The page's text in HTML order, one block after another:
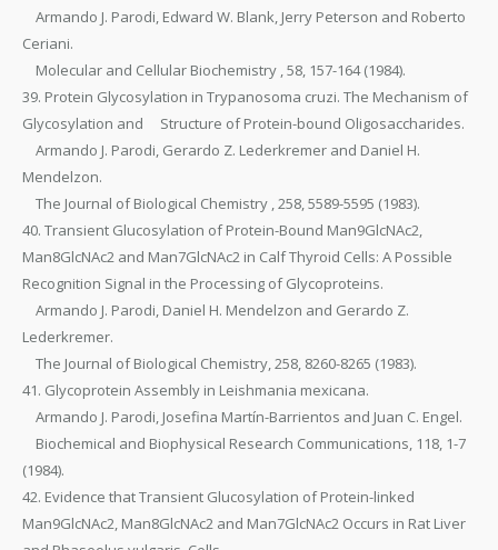
Armando J. Parodi, Edward W. Blank, Jerry Peterson and Roberto
Ceriani.
Molecular and Cellular Biochemistry , 58, 157-164 (1984).
39. Protein Glycosylation in Trypanosoma cruzi. The Mechanism of
Glycosylation and Structure of Protein-bound Oligosaccharides.
Armando J. Parodi, Gerardo Z. Lederkremer and Daniel H.
Mendelzon.
The Journal of Biological Chemistry , 258, 5589-5595 (1983).
40. Transient Glucosylation of Protein-Bound Man9GlcNAc2,
Man8GlcNAc2 and Man7GlcNAc2 in Calf Thyroid Cells: A Possible
Recognition Signal in the Processing of Glycoproteins.
Armando J. Parodi, Daniel H. Mendelzon and Gerardo Z.
Lederkremer.
The Journal of Biological Chemistry, 258, 8260-8265 (1983).
41. Glycoprotein Assembly in Leishmania mexicana.
Armando J. Parodi, Josefina Martín-Barrientos and Juan C. Engel.
Biochemical and Biophysical Research Communications, 118, 1-7
(1984).
42. Evidence that Transient Glucosylation of Protein-linked
Man9GlcNAc2, Man8GlcNAc2 and Man7GlcNAc2 Occurs in Rat Liver